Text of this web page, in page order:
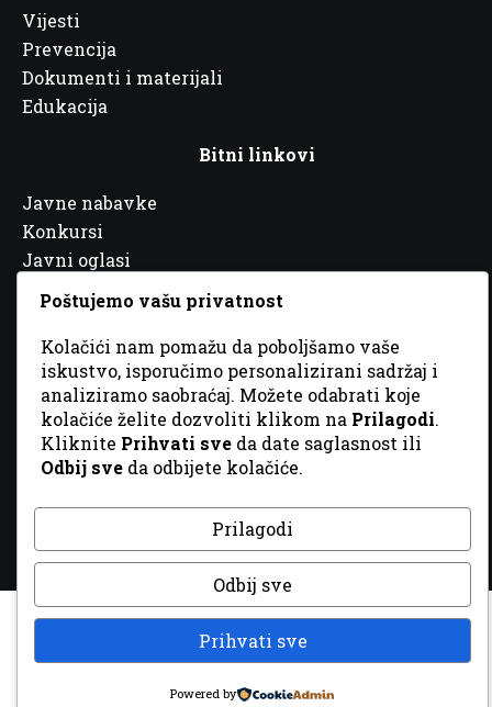
Vijesti
Prevencija
Dokumenti i materijali
Edukacija
Bitni linkovi
Javne nabavke
Konkursi
Javni oglasi
Partneri
© 2026 Sva prava zadržana. Dizajn GordonDM
Poštujemo vašu privatnost
Kolačići nam pomažu da poboljšamo vaše
iskustvo, isporučimo personalizirani sadržaj i
analiziramo saobraćaj. Možete odabrati koje
kolačiće želite dozvoliti klikom na Prilagodi.
Kliknite Prihvati sve da date saglasnost ili
Odbij sve da odbijete kolačiće.
Prilagodi
Odbij sve
Prihvati sve
Powered by